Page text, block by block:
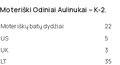
Moteriški Odiniai Aulinukai – K-2.
Moteriškų batų dydžiai 22
US
5
UK
3
LT
35